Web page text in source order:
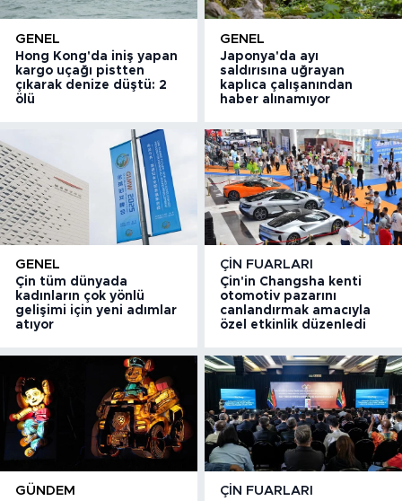
GENEL
Hong Kong'da iniş yapan
kargo uçağı pistten
çıkarak denize düştü: 2
ölü
GENEL
Japonya'da ayı
saldırısına uğrayan
kaplıca çalışanından
haber alınamıyor
GENEL
Çin tüm dünyada
kadınların çok yönlü
gelişimi için yeni adımlar
atıyor
ÇIN FUARLARI
Çin'in Changsha kenti
otomotiv pazarını
canlandırmak amacıyla
özel etkinlik düzenledi
GÜNDEM ÇIN FUARLARI